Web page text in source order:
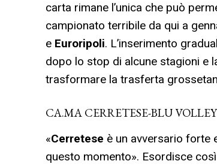
carta rimane l’unica che può
campionato terribile da qui a
e Euroripoli. L’inserimento
dopo lo stop di alcune stagioni e
trasformare la trasferta
CA.MA CERRETESE-BLU
«Cerretese è un avversario forte
questo momento». Esordisce